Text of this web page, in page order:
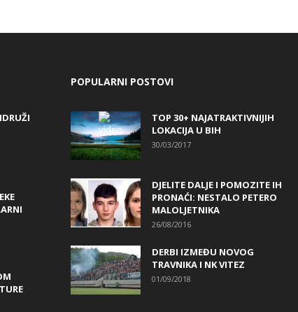
POPULARNI POSTOVI
TOP 30+ NAJATRAKTIVNIJIH
LOKACIJA U BIH
30/03/2017
DJELITE DALJE I POMOZITE IH
PRONAĆI: NESTALO PETERO
MALOLJETNIKA
26/08/2016
DERBI IZMEĐU NOVOG
TRAVNIKA I NK VITEZ
01/09/2018